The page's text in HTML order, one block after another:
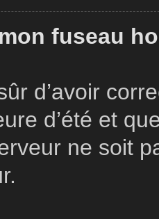
fuseau
d’avoir
d’été et
ne soit